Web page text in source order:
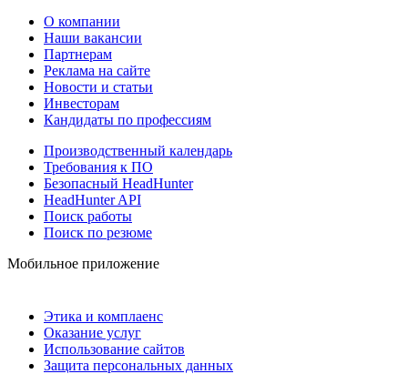
О компании
Наши вакансии
Партнерам
Реклама на сайте
Новости и статьи
Инвесторам
Кандидаты по профессиям
Производственный календарь
Требования к ПО
Безопасный HeadHunter
HeadHunter API
Поиск работы
Поиск по резюме
Мобильное приложение
Этика и комплаенс
Оказание услуг
Использование сайтов
Защита персональных данных